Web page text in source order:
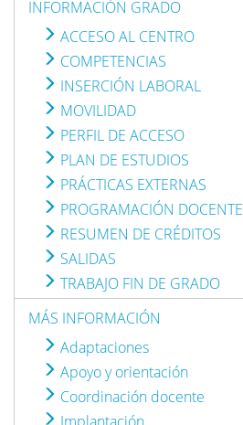
INFORMACIÓN GRADO
ACCESO AL CENTRO
COMPETENCIAS
INSERCIÓN LABORAL
MOVILIDAD
PERFIL DE ACCESO
PLAN DE ESTUDIOS
PRÁCTICAS EXTERNAS
PROGRAMACIÓN DOCENTE
RESUMEN DE CRÉDITOS
SALIDAS
TRABAJO FIN DE GRADO
MÁS INFORMACIÓN
Adaptaciones
Apoyo y orientación
Coordinación docente